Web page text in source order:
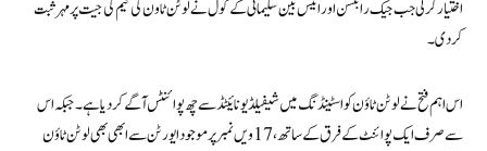
اختیار کر لی جب جیک رابنسن اور انیس بین سلیمانی کے گول نے لوٹن ٹاون کی ٹیم کی جیت پر مہر ثبت
کردی۔
اس اہم فتح نے لوٹن ٹاؤن کو اسٹینڈنگ میں شیفیلڈ یونائیٹڈ سے چھ پوائنٹس آگے کردیا ہے۔ جبکہ اس
سے صرف ایک پوائنٹ کے فرق کے ساتھ، 17 ویں نمبر پر موجود ایورٹن سےابھی بھی لوٹن ٹاؤن